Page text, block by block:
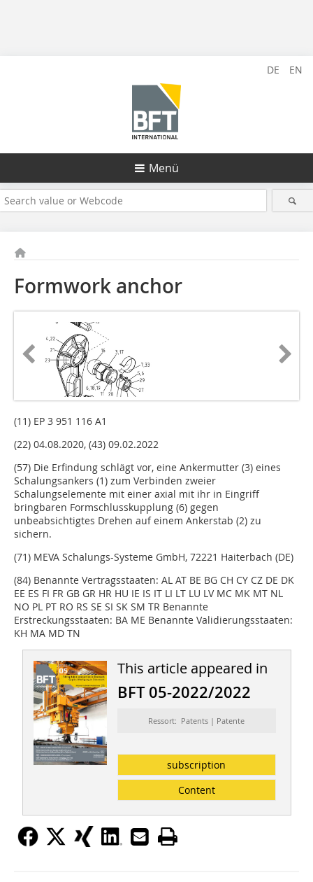
DE EN
Menü
Formwork anchor
(11) EP 3 951 116 A1
(22) 04.08.2020, (43) 09.02.2022
(57) Die Erfindung schlägt vor, eine Ankermutter (3) eines
Schalungsankers (1) zum Verbinden zweier
Schalungselemente mit einer axial mit ihr in Eingriff
bringbaren Formschlusskupplung (6) gegen
unbeabsichtigtes Drehen auf einem Ankerstab (2) zu
sichern.
(71) MEVA Schalungs-Systeme GmbH, 72221 Haiterbach (DE)
(84) Benannte Vertragsstaaten: AL AT BE BG CH CY CZ DE DK
EE ES FI FR GB GR HR HU IE IS IT LI LT LU LV MC MK MT NL
NO PL PT RO RS SE SI SK SM TR Benannte
Erstreckungsstaaten: BA ME Benannte Validierungsstaaten:
KH MA MD TN
This article appeared in
BFT 05-2022/2022
Ressort: Patents | Patente
subscription
Content